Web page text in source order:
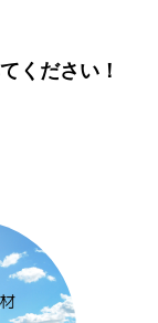
ください！